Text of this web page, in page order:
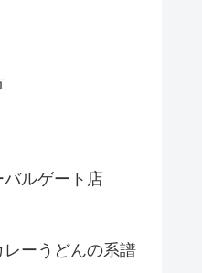
バルゲート店
ーうどんの系譜